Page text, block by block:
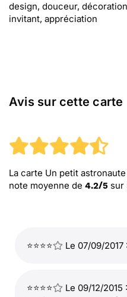
design, douceur,
invitant, appréciation
Avis sur cette carte
La carte Un petit
note moyenne de 4.2/5 sur
⭐⭐⭐⭐ Le 07/09/
⭐⭐⭐⭐
Le 09/12/